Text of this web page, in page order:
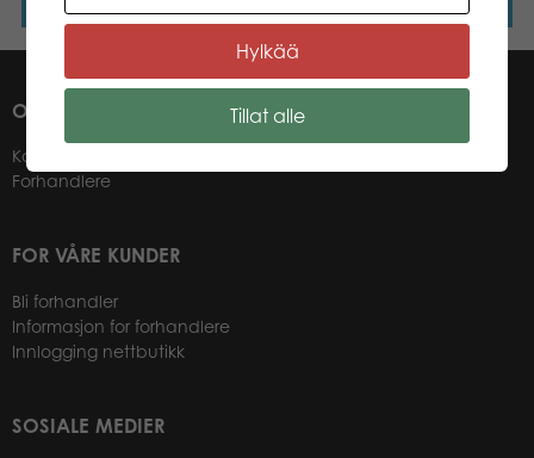
OM OSS
Kontakter
Forhandlere
FOR VÅRE KUNDER
Bli forhandler
Informasjon for forhandlere
Innlogging nettbutikk
SOSIALE MEDIER
Hylkää
Tillat alle